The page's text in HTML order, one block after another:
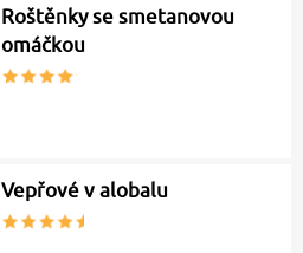
Roštěnky se smetanovou
omáčkou
Vepřové v alobalu